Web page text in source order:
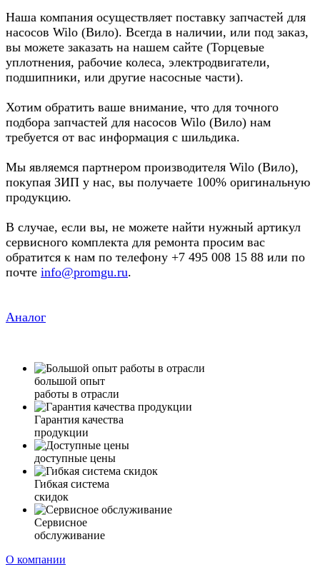
Наша компания осуществляет поставку запчастей для
насосов Wilo (Вило). Всегда в наличии, или под заказ,
вы можете заказать на нашем сайте (Торцевые
уплотнения, рабочие колеса, электродвигатели,
подшипники, или другие насосные части).
Хотим обратить ваше внимание, что для точного
подбора запчастей для насосов Wilo (Вило) нам
требуется от вас информация с шильдика.
Мы являемся партнером производителя Wilo (Вило),
покупая ЗИП у нас, вы получаете 100% оригинальную
продукцию.
В случае, если вы, не можете найти нужный артикул
сервисного комплекта для ремонта просим вас
обратится к нам по телефону +7 495 008 15 88 или по
почте info@promgu.ru.
Аналог
большой опыт
работы в отрасли
Гарантия качества
продукции
доступные цены
Гибкая система
скидок
Сервисное
обслуживание
О компании